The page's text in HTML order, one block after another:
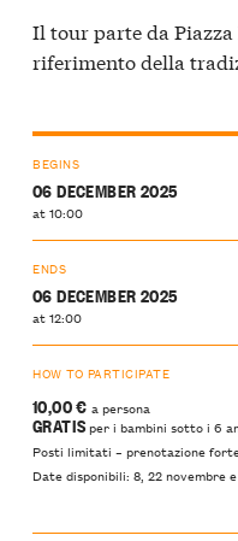
Il tour parte da
riferimento della
BEGINS
06 DECEMBER 2025
at 10:00
ENDS
06 DECEMBER 2025
at 12:00
HOW TO PARTICIPATE
10,00 € a persona
GRATISper i bambini sotto i 6
Posti limitati – prenotazione
Date disponibili: 8, 22 novembre